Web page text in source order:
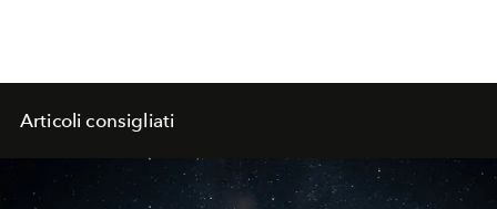
Articoli consigliati